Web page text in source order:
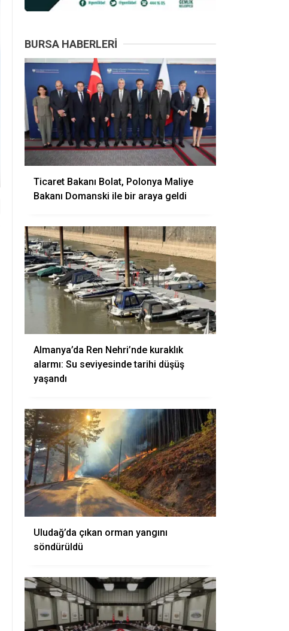
BURSA HABERLERI
Ticaret Bakanı Bolat, Polonya Maliye
Bakanı Domanski ile bir araya geldi
Almanya’da Ren Nehri’nde kuraklık
alarmı: Su seviyesinde tarihi düşüş
yaşandı
Uludağ’da çıkan orman yangını
söndürüldü